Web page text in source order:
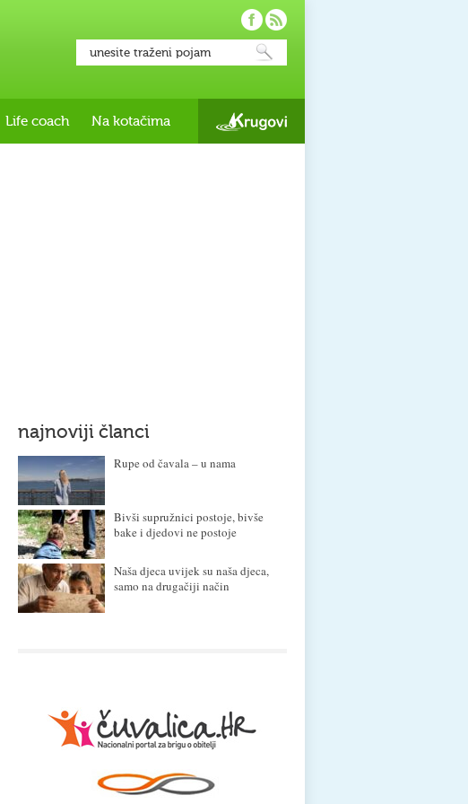
Life coach Na kotačima
najnoviji članci
Rupe od čavala – u nama
Bivši supružnici postoje, bivše
bake i djedovi ne postoje
Naša djeca uvijek su naša djeca,
samo na drugačiji način